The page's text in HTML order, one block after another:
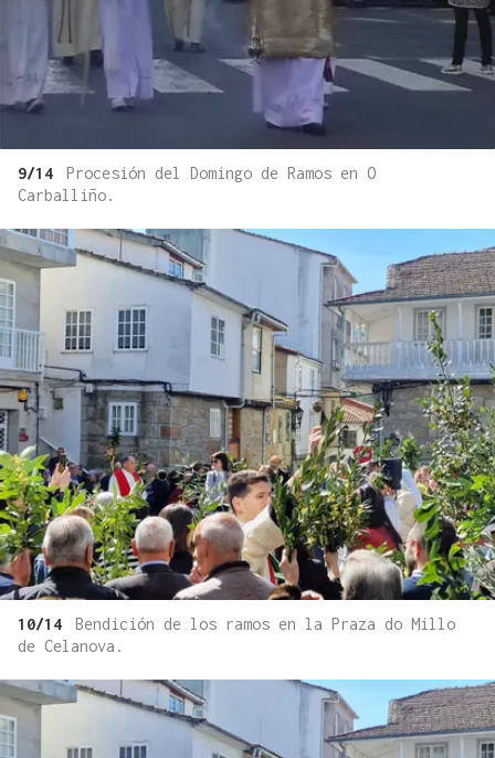
9/14
Procesión del Domingo de Ramos en O
Carballiño.
10/14
Bendición de los ramos en la Praza do Millo
de Celanova.